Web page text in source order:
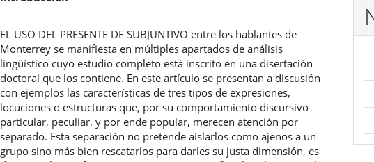
artículo
EL USO DEL PRESENTE DE SUBJUNTIVO entre los hablantes de
Monterrey se manifiesta en múltiples apartados de análisis
lingüístico cuyo estudio completo está inscrito en una disertación
doctoral que los contiene. En este artículo se presentan a discusión
con ejemplos las características de tres tipos de expresiones,
locuciones o estructuras que, por su comportamiento discursivo
particular, peculiar, y por ende popular, merecen atención por
separado. Esta separación no pretende aislarlos como ajenos a un
grupo sino más bien rescatarlos para darles su justa dimensión, es